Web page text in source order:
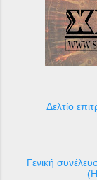
Δελτίο
Γενική